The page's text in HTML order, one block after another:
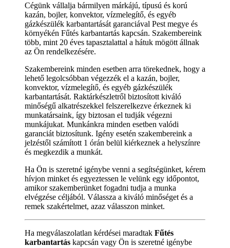
Cégünk vállalja bármilyen márkájú, típusú és korú
kazán, bojler, konvektor, vízmelegítő, és egyéb
gázkészülék karbantartását garanciával Pest megye és
környékén Fűtés karbantartás kapcsán. Szakembereink
több, mint 20 éves tapasztalattal a hátuk mögött állnak
az Ön rendelkezésére.
Szakembereink minden esetben arra törekednek, hogy a
lehető legolcsóbban végezzék el a kazán, bojler,
konvektor, vízmelegítő, és egyéb gázkészülék
karbantartását. Raktárkészletről biztosított kiváló
minőségű alkatrészekkel felszerelkezve érkeznek ki
munkatársaink, így biztosan el tudják végezni
munkájukat. Munkánkra minden esetben valódi
garanciát biztosítunk. Igény esetén szakembereink a
jelzéstől számított 1 órán belül kiérkeznek a helyszínre
és megkezdik a munkát.
Ha Ön is szeretné igénybe venni a segítségünket, kérem
hívjon minket és egyeztessen le velünk egy időpontot,
amikor szakemberünket fogadni tudja a munka
elvégzése céljából. Válassza a kiváló minőséget és a
remek szakértelmet, azaz válasszon minket.
Ha megválaszolatlan kérdései maradtak Fűtés
karbantartás kapcsán vagy Ön is szeretné igénybe